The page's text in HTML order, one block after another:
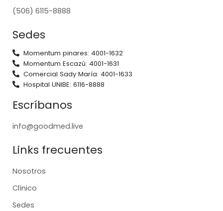
(506) 6115-8888
Sedes
Momentum pinares: 4001-1632
Momentum Escazú: 4001-1631
Comercial Sady María: 4001-1633
Hospital UNIBE: 6116-8888
Escríbanos
info@goodmed.live
Links frecuentes
Nosotros
Clínico
Sedes